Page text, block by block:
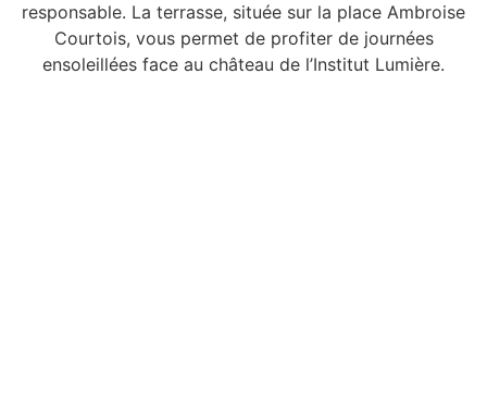
responsable. La terrasse, située sur la place Ambroise
Courtois, vous permet de profiter de journées
ensoleillées face au château de l’Institut Lumière.